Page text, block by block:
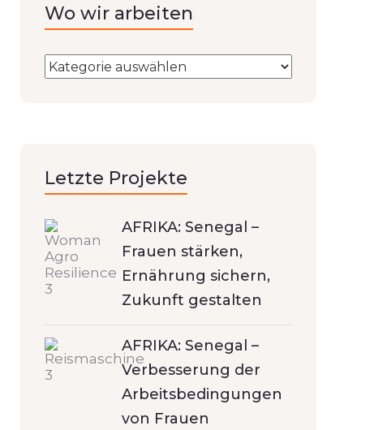
Wo wir arbeiten
Letzte Projekte
AFRIKA: Senegal –
Frauen stärken,
Ernährung sichern,
Zukunft gestalten
AFRIKA: Senegal –
Verbesserung der
Arbeitsbedingungen
von Frauen